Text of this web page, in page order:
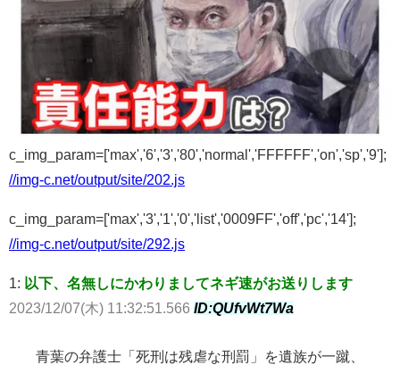
c_img_param=['max','6','3','80','normal','FFFFFF','on','sp','9'];
//img-c.net/output/site/202.js
c_img_param=['max','3','1','0','list','0009FF','off','pc','14'];
//img-c.net/output/site/292.js
1: 以下、名無しにかわりましてネギ速がお送りします
2023/12/07(木) 11:32:51.566 ID:QUfvWt7Wa
青葉の弁護士「死刑は残虐な刑罰」を遺族が一蹴、